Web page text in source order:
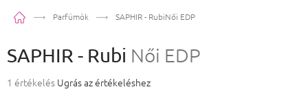
KezdőlapParfümök SAPHIR - RubiNői EDP
SAPHIR - Rubi Női EDP
A termék átlagos értékelése 5-ből 5,0 csillag.
1 értékelés Ugrás az értékeléshez